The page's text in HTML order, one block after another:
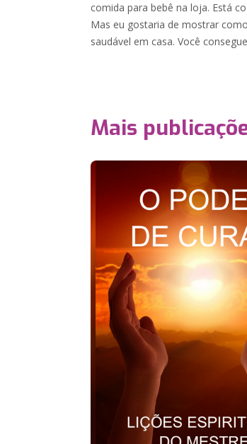
comida para bebê na loja. Está
Mas eu gostaria de mostrar
saudável em casa. Você
Mais